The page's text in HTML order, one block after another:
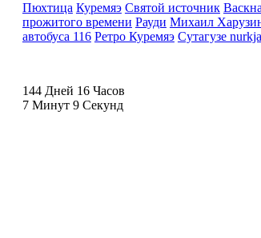
Пюхтица Куремяэ Святой источник
прожитого времени Рауди Михаил
автобуса 116 Ретро Куремяэ Сутагузе
144 Дней 16 Часов
7 Минут 9 Секунд